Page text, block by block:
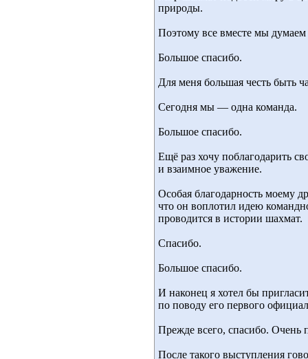
природы.
Поэтому все вместе мы
Большое спасибо.
Для меня большая честь быть
Сегодня мы — одна команда.
Большое спасибо.
Ещё раз хочу поблагодарить
и взаимное уважение.
Особая благодарность моему
что он воплотил идею
проводится в истории шахмат.
Спасибо.
Большое спасибо.
И наконец я хотел бы
по поводу его первого
Прежде всего, спасибо. Очень
После такого выступления